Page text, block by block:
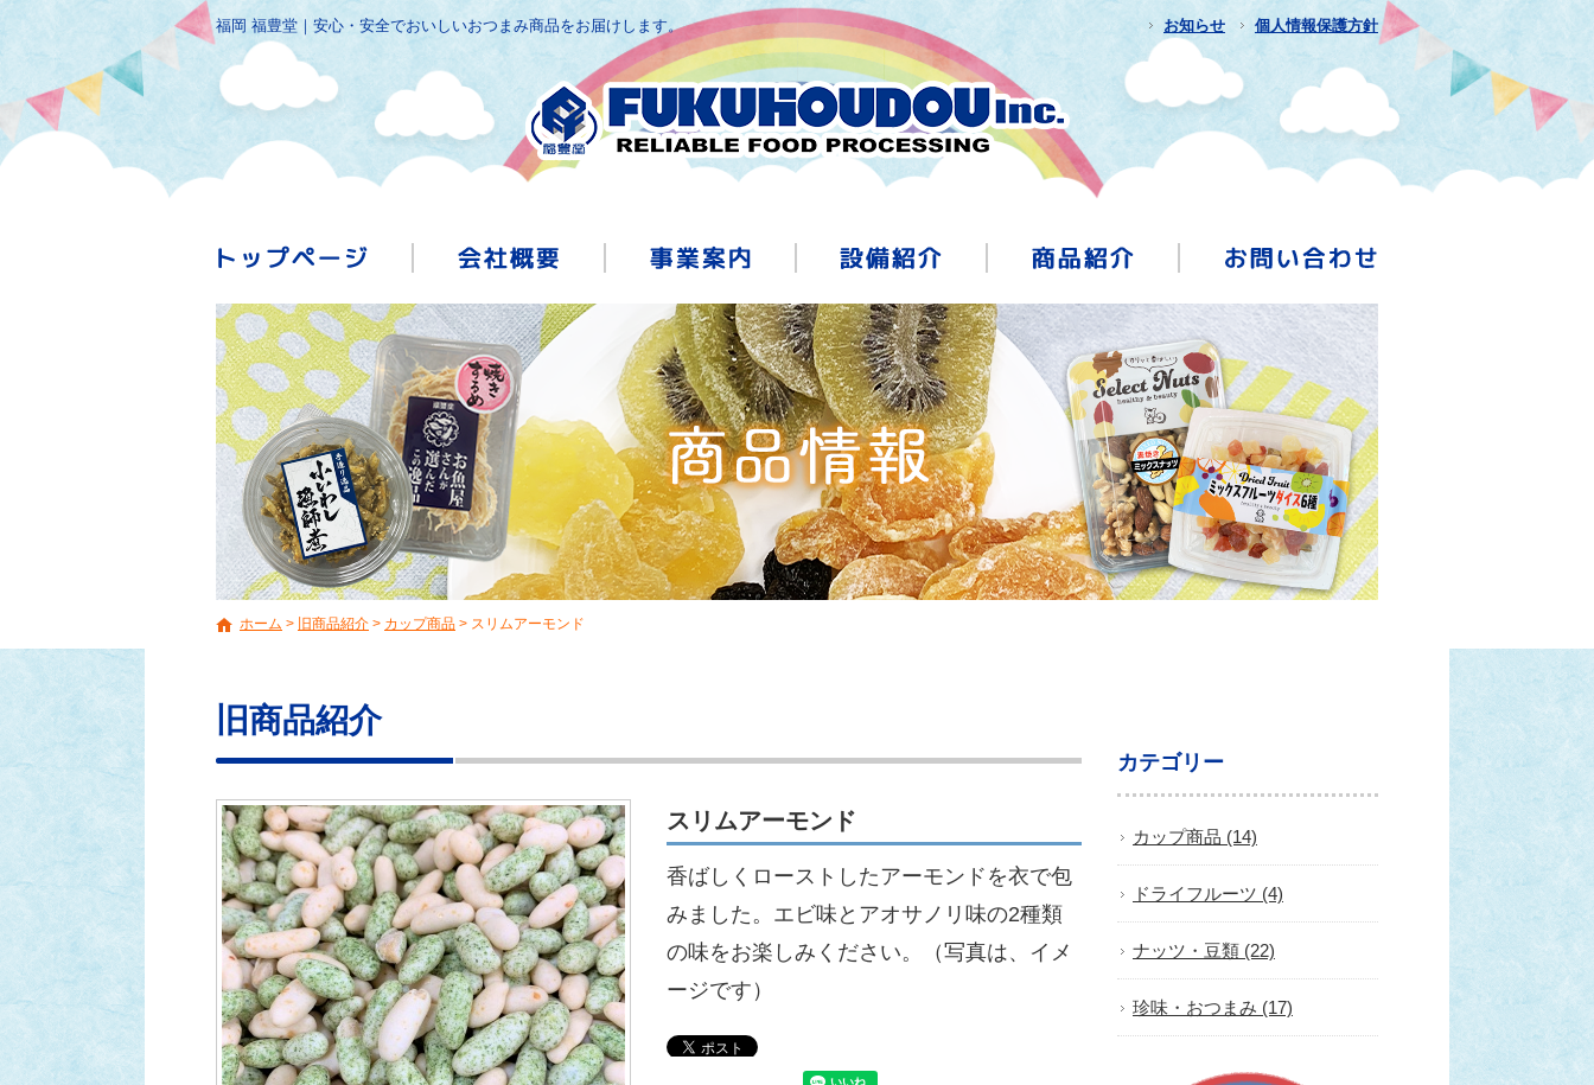
福岡 福豊堂｜安心・安全でおいしいおつまみ商品をお届けします。 お知らせ 個人情報保護方針
ホーム > 旧商品紹介 > カップ商品 > スリムアーモンド
旧商品紹介
スリムアーモンド
香ばしくローストしたアーモンドを衣で包
みました。エビ味とアオサノリ味の2種類
の味をお楽しみください。（写真は、イメ
ージです）
カテゴリー
カップ商品 (14)
ドライフルーツ (4)
ナッツ・豆類 (22)
珍味・おつまみ (17)